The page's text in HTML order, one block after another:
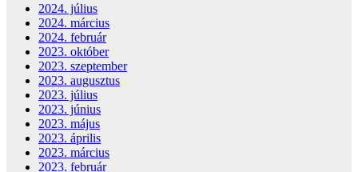
2024. július
2024. március
2024. február
2023. október
2023. szeptember
2023. augusztus
2023. július
2023. június
2023. május
2023. április
2023. március
2023. február